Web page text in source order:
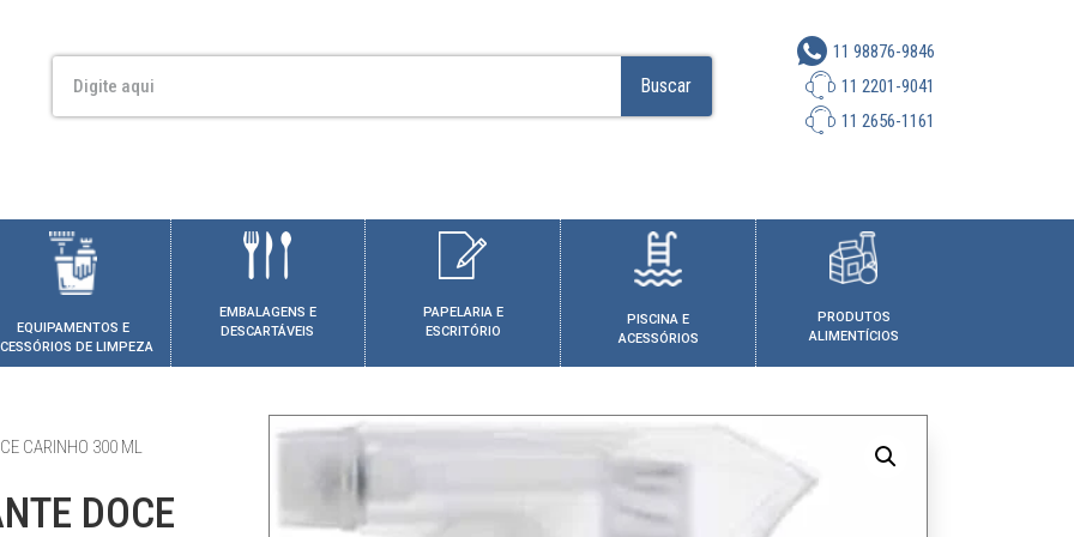
Buscar
11 98876-9846
11 2201-9041
11 2656-1161
EQUIPAMENTOS E
DE LIMPEZA
EMBALAGENS E
DESCARTÁVEIS
PAPELARIA E
ESCRITÓRIO
PISCINA E
ACESSÓRIOS
PRODUTOS
ALIMENTÍCIOS
CARINHO 300 ML
DOCE